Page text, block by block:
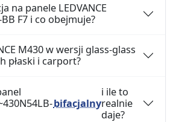
na panele LEDVANCE
F7 i co obejmuje?
M430 w wersji glass-glass
płaski i carport?
bifacjalny
i ile to
realnie
daje?